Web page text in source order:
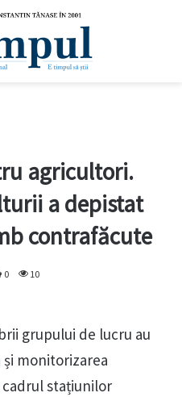
agricultori.
a depistat
contrafăcute
0 10
grupului de lucru au
monitorizarea
stațiunilor